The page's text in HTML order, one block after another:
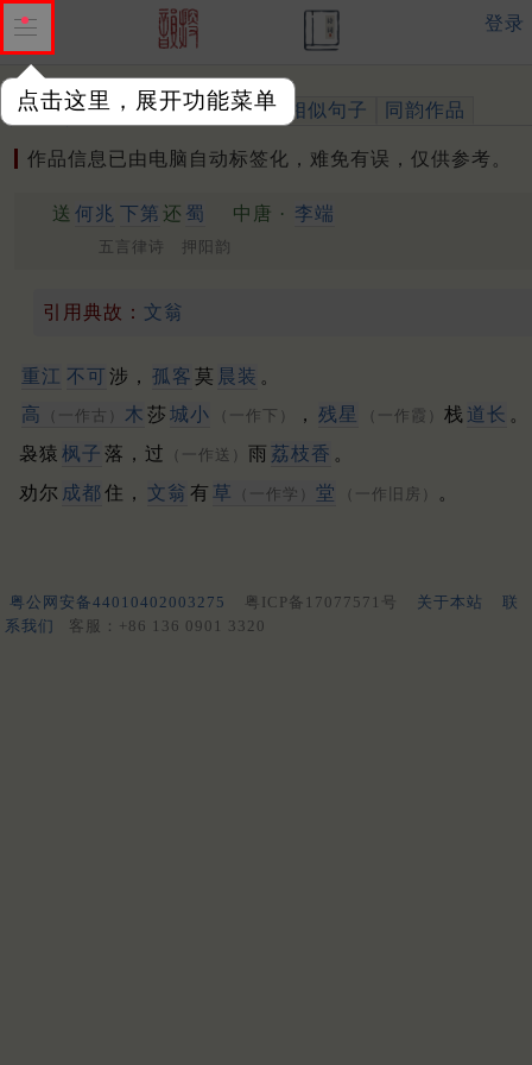
点击这里，展开功能菜单
登录
作品 标注四声 出处、引用 相似句子 同韵作品
作品信息已由电脑自动标签化，难免有误，仅供参考。
送 何兆 下第 还 蜀 中唐 · 李端
五言律诗 押阳韵
引用典故： 文翁
重江 不可 涉， 孤客 莫 晨装 。
高
（一作古） 木 莎 城小 （一作下） ， 残星 （一作霞） 栈 道长 。
袅猿 枫子 落，过 （一作送） 雨 荔枝香 。
劝尔 成都住， 文翁 有 草 （一作学） 堂 （一作旧房） 。
粤公网安备44010402003275 粤ICP备17077571号 关于本站
联
系我们
客服：+86 136 0901 3320